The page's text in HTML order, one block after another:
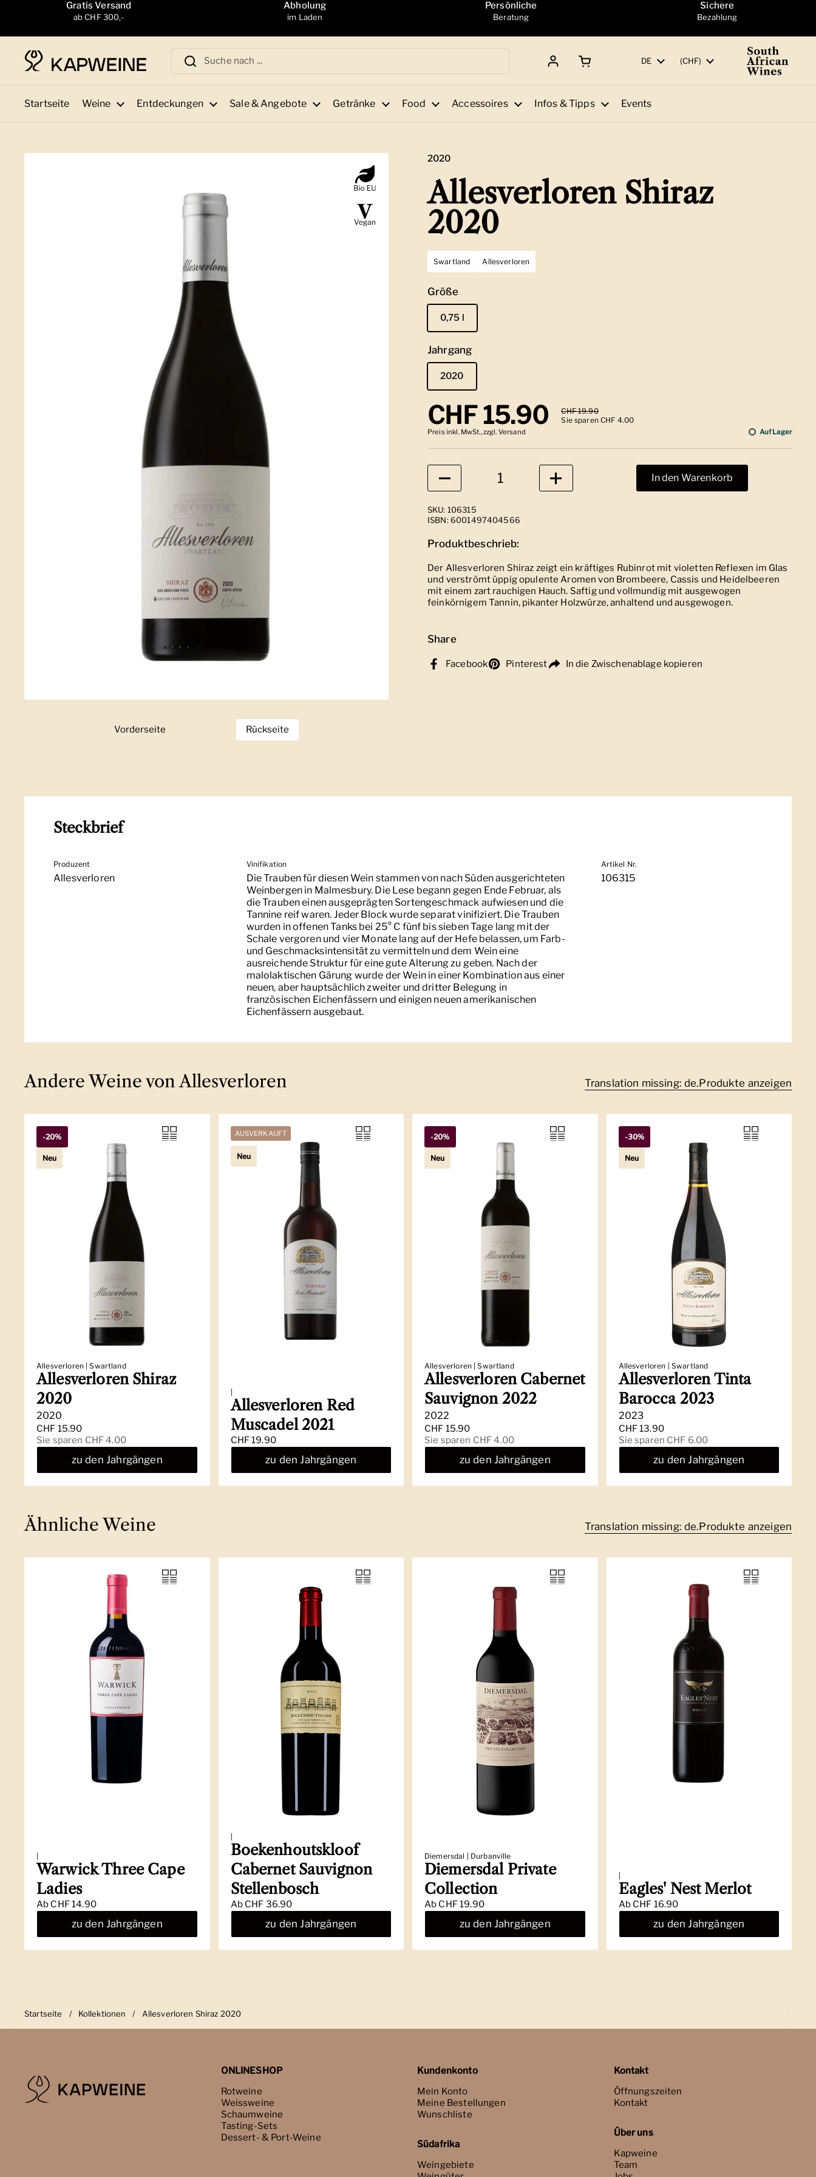
Zum Inhalt springenGratis Versand
ab CHF 300,-
Abholung
im Laden
Persönliche
Beratung
Sichere
Bezahlung
Sprache
DE Land/Region
(CHF)
Startseite Weine Entdeckungen Sale & Angebote Getränke Food Accessoires Infos & Tipps Events
Zeige Folie 1
Vorderseite Zeige Folie 2
Rückseite
2020
Allesverloren Shiraz
2020
Swartland Allesverloren
Größe
0,75 l
Jahrgang
2020
Regulärer Preis
CHF 15.90 Sale-Preis
CHF 19.90
Sie sparen CHF 4.00
Preis inkl. MwSt., zzgl. Versand Auf Lager
Anzahl
In den Warenkorb
SKU: 106315
ISBN: 6001497404566
Produktbeschrieb:
Der Allesverloren Shiraz zeigt ein kräftiges Rubinrot mit violetten Reflexen im Glas
und verströmt üppig opulente Aromen von Brombeere, Cassis und Heidelbeeren
mit einem zart rauchigen Hauch. Saftig und vollmundig mit ausgewogen
feinkörnigem Tannin, pikanter Holzwürze, anhaltend und ausgewogen.
Share
Facebook Pinterest In die Zwischenablage kopieren
Steckbrief
Produzent
Allesverloren
Vinifikation
Die Trauben für diesen Wein stammen von nach Süden ausgerichteten
Weinbergen in Malmesbury. Die Lese begann gegen Ende Februar, als
die Trauben einen ausgeprägten Sortengeschmack aufwiesen und die
Tannine reif waren. Jeder Block wurde separat vinifiziert. Die Trauben
wurden in offenen Tanks bei 25° C fünf bis sieben Tage lang mit der
Schale vergoren und vier Monate lang auf der Hefe belassen, um Farb-
und Geschmacksintensität zu vermitteln und dem Wein eine
ausreichende Struktur für eine gute Alterung zu geben. Nach der
malolaktischen Gärung wurde der Wein in einer Kombination aus einer
neuen, aber hauptsächlich zweiter und dritter Belegung in
französischen Eichenfässern und einigen neuen amerikanischen
Eichenfässern ausgebaut.
Artikel Nr.
106315
Andere Weine von Allesverloren Translation missing: de.Produkte anzeigen
Allesverloren | Swartland
Allesverloren Shiraz
2020
2020
Regulärer Preis
CHF 15.90
Sale-Preis
Sie sparen CHF 4.00
zu den Jahrgängen
-20%
Neu
Allesverloren Red
Muscadel 2021
Regulärer Preis
CHF 19.90
zu den Jahrgängen
AUSVERKAUFT
Neu
Allesverloren | Swartland
Allesverloren Cabernet
Sauvignon 2022
2022
Regulärer Preis
CHF 15.90
Sale-Preis
Sie sparen CHF 4.00
zu den Jahrgängen
-20%
Neu
Allesverloren | Swartland
Allesverloren Tinta
Barocca 2023
2023
Regulärer Preis
CHF 13.90
Sale-Preis
Sie sparen CHF 6.00
zu den Jahrgängen
-30%
Neu
Ähnliche Weine Translation missing: de.Produkte anzeigen
Warwick Three Cape
Ladies
Ab CHF 14.90
zu den Jahrgängen
Boekenhoutskloof
Cabernet Sauvignon
Stellenbosch
Ab CHF 36.90
zu den Jahrgängen
Diemersdal | Durbanville
Diemersdal Private
Collection
Ab CHF 19.90
zu den Jahrgängen
Eagles' Nest Merlot
Ab CHF 16.90
zu den Jahrgängen
Startseite / Kollektionen / Allesverloren Shiraz 2020
ONLINESHOP
Rotweine
Weissweine
Schaumweine
Tasting-Sets
Dessert- & Port-Weine
Kundenkonto
Mein Konto
Meine Bestellungen
Wunschliste
Südafrika
Weingebiete
Kontakt
Öffnungszeiten
Kontakt
Über uns
Kapweine
Team